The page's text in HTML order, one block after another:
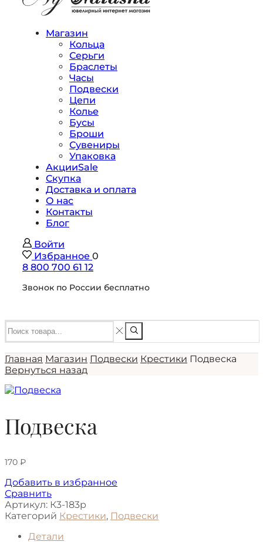
Магазин
Кольца
Серьги
Браслеты
Часы
Подвески
Цепи
Колье
Бусы
Броши
Сувениры
Упаковка
АкцииSale
Скупка
Доставка и оплата
О нас
Контакты
Блог
Войти
Избранное 0
8 800 700 61 12
Звонок по России бесплатно
Главная Магазин Подвески Крестики Подвеска
Вернуться назад
Подвеска
170 ₽
Добавить в избранное
Сравнить
Артикул: К3-183р
Категорий Крестики, Подвески
Детали